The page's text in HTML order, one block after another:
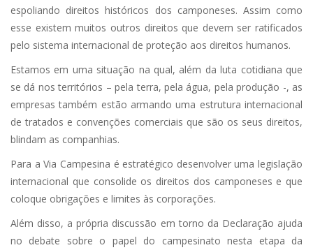
espoliando direitos históricos dos camponeses. Assim como
esse existem muitos outros direitos que devem ser ratificados
pelo sistema internacional de proteção aos direitos humanos.
Estamos em uma situação na qual, além da luta cotidiana que
se dá nos territórios – pela terra, pela água, pela produção -, as
empresas também estão armando uma estrutura internacional
de tratados e convenções comerciais que são os seus direitos,
blindam as companhias.
Para a Via Campesina é estratégico desenvolver uma legislação
internacional que consolide os direitos dos camponeses e que
coloque obrigações e limites às corporações.
Além disso, a própria discussão em torno da Declaração ajuda
no debate sobre o papel do campesinato nesta etapa da